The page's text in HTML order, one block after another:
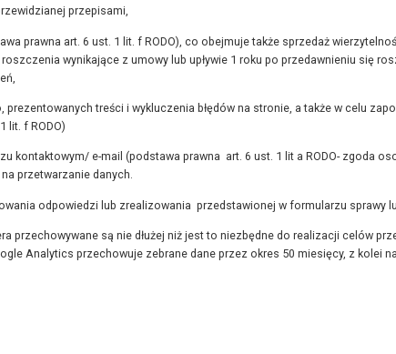
przepisami,
prawna art. 6 ust. 1 lit. f RODO), co obejmuje także sprzedaż
wynikające z umowy lub upływie 1 roku po przedawnieniu się
treści i wykluczenia błędów na stronie, a także w celu
lit. f RODO)
kontaktowym/ e-mail (podstawa prawna art. 6 ust. 1 lit a RODO- zgoda
przetwarzanie danych.
odpowiedzi lub zrealizowania przedstawionej w formularzu sprawy
przechowywane są nie dłużej niż jest to niezbędne do realizacji celów
Analytics przechowuje zebrane dane przez okres 50 miesięcy, z kolei